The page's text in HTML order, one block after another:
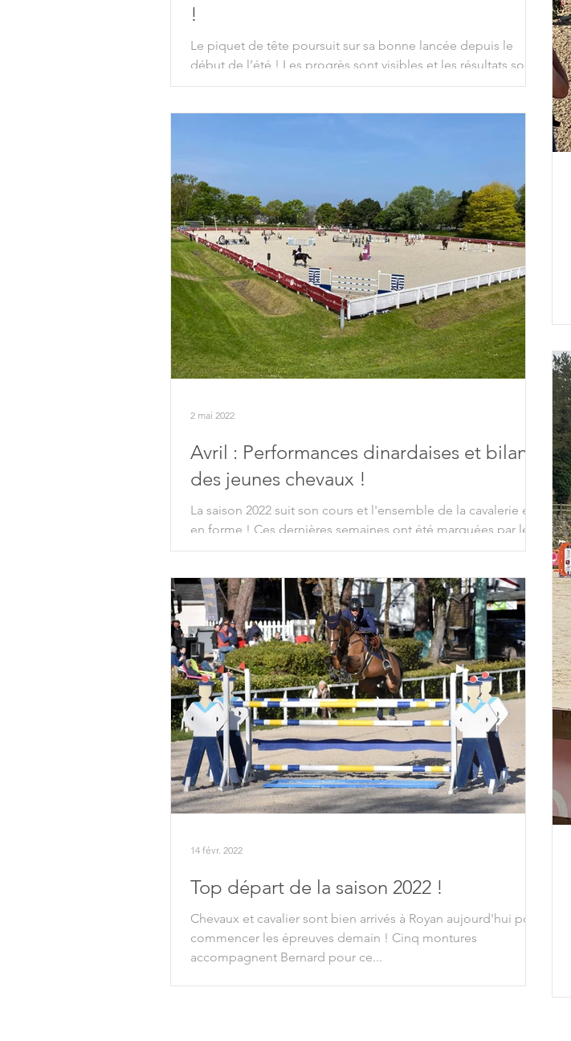
!
Le piquet de tête poursuit sur sa bonne lancée depuis le
début de l’été ! Les progrès sont visibles et les résultats sont
au rendez-vous....
Avril : Performances dinardaises et bilan
des jeunes chevaux !
La saison 2022 suit son cours et l'ensemble de la cavalerie est
en forme ! Ces dernières semaines ont été marquées par les
jolies...
2 mai 2022
Top départ de la saison 2022 !
Chevaux et cavalier sont bien arrivés à Royan aujourd'hui pour
commencer les épreuves demain ! Cinq montures
accompagnent Bernard pour ce...
14 févr. 2022